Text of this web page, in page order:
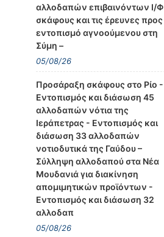
αλλοδαπών επιβαινόντων Ι/Φ
σκάφους και τις έρευνες προς
εντοπισμό αγνοούμενου στη
Σύμη –
05/08/26
Προσάραξη σκάφους στο Ρίο -
Εντοπισμός και διάσωση 45
αλλοδαπών νότια της
Ιεράπετρας - Εντοπισμός και
διάσωση 33 αλλοδαπών
νοτιοδυτικά της Γαύδου –
Σύλληψη αλλοδαπού στα Νέα
Μουδανιά για διακίνηση
απομιμητικών προϊόντων -
Εντοπισμός και διάσωση 32
αλλοδαπ
05/08/26